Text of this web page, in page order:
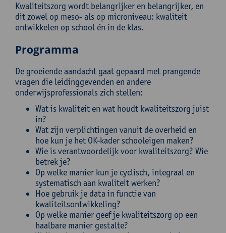
Kwaliteitszorg wordt belangrijker en belangrijker, en
dit zowel op meso- als op microniveau: kwaliteit
ontwikkelen op school én in de klas.
Programma
De groeiende aandacht gaat gepaard met prangende
vragen die leidinggevenden en andere
onderwijsprofessionals zich stellen:
Wat is kwaliteit en wat houdt kwaliteitszorg juist
in?
Wat zijn verplichtingen vanuit de overheid en
hoe kun je het OK-kader schooleigen maken?
Wie is verantwoordelijk voor kwaliteitszorg? Wie
betrek je?
Op welke manier kun je cyclisch, integraal en
systematisch aan kwaliteit werken?
Hoe gebruik je data in functie van
kwaliteitsontwikkeling?
Op welke manier geef je kwaliteitszorg op een
haalbare manier gestalte?